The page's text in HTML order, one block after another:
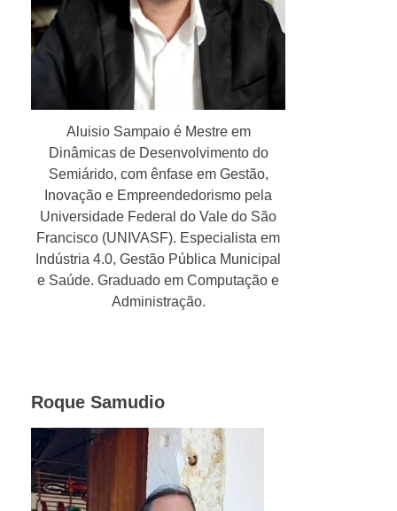
Aluisio Sampaio é Mestre em
Dinâmicas de Desenvolvimento do
Semiárido, com ênfase em Gestão,
Inovação e Empreendedorismo pela
Universidade Federal do Vale do São
Francisco (UNIVASF). Especialista em
Indústria 4.0, Gestão Pública Municipal
e Saúde. Graduado em Computação e
Administração.
Roque Samudio